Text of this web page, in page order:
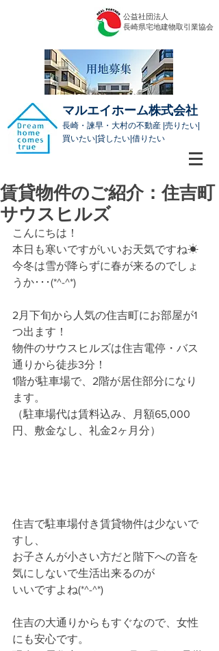
公益社団法人
​長崎県宅地建物取引業協会
マルエイホーム株式会社
長崎・諫早・大村の不動産 |売りたい|
買いたい|貸したい|借りたい
賃貸物件のご紹介：住吉町
サウスヒルズ
こんにちは！
本日も寒いですがいいお天気ですね☀
今冬は雪が降らずに春が来るのでしょ
うか･･･(*^-^*)
2月下旬から人気の住吉町にお部屋が1
つ出ます！
物件のサウスヒルズは住吉電停・バス
通りから徒歩3分！
1階が駐車場で、2階が居住部分になり
ます。
（駐車場代は賃料込み、月額65,000
円、敷金なし、礼金2ヶ月分）
住吉で駐車場付き賃貸物件は少ないで
すし、
お子さんが小さい方だと階下への音を
気にしないで生活出来るのが
いいですよね(*^-^*)
住吉の大通りからもすぐなので、女性
にも安心です。